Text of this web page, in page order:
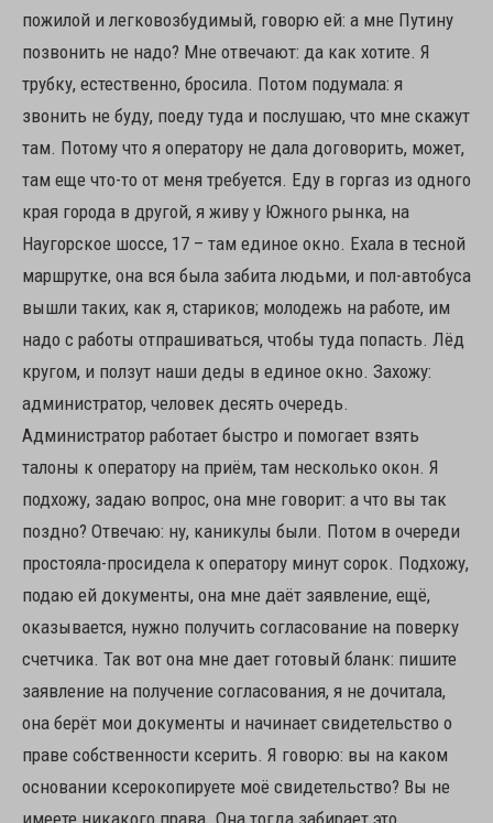
пожилой и легковозбудимый, говорю ей: а мне Путину
позвонить не надо? Мне отвечают: да как хотите. Я
трубку, естественно, бросила. Потом подумала: я
звонить не буду, поеду туда и послушаю, что мне скажут
там. Потому что я оператору не дала договорить, может,
там еще что-то от меня требуется. Еду в горгаз из одного
края города в другой, я живу у Южного рынка, на
Наугорское шоссе, 17 – там единое окно. Ехала в тесной
маршрутке, она вся была забита людьми, и пол-автобуса
вышли таких, как я, стариков; молодежь на работе, им
надо с работы отпрашиваться, чтобы туда попасть. Лёд
кругом, и ползут наши деды в единое окно. Захожу:
администратор, человек десять очередь.
Администратор работает быстро и помогает взять
талоны к оператору на приём, там несколько окон. Я
подхожу, задаю вопрос, она мне говорит: а что вы так
поздно? Отвечаю: ну, каникулы были. Потом в очереди
простояла-просидела к оператору минут сорок. Подхожу,
подаю ей документы, она мне даёт заявление, ещё,
оказывается, нужно получить согласование на поверку
счетчика. Так вот она мне дает готовый бланк: пишите
заявление на получение согласования, я не дочитала,
она берёт мои документы и начинает свидетельство о
праве собственности ксерить. Я говорю: вы на каком
основании ксерокопируете моё свидетельство? Вы не
имеете никакого права. Она тогда забирает это